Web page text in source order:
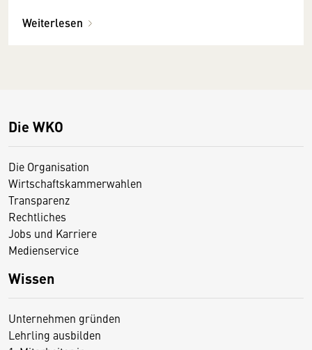
Weiterlesen
Die WKO
Die Organisation
Wirtschaftskammerwahlen
Transparenz
Rechtliches
Jobs und Karriere
Medienservice
Wissen
Unternehmen gründen
Lehrling ausbilden